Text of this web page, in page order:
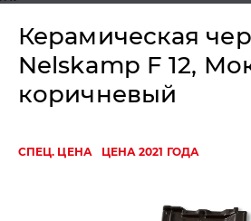
Керамическая
Nelskamp F 12,
коричневый
СПЕЦ. ЦЕНА ЦЕНА 2021 ГОДА